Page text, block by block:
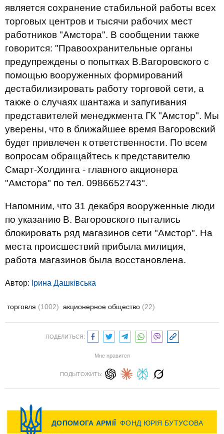
является сохранение стабильной работы всех
торговых центров и тысячи рабочих мест
работников "Амстора". В сообщении также
говорится: "Правоохранительные органы
предупреждены о попытках В.Вагоровского с
помощью вооруженных формирований
дестабилизировать работу торговой сети, а
также о случаях шантажа и запугивания
представителей менеджмента ГК "Амстор". Мы
уверены, что в ближайшее время Вагоровский
будет привлечен к ответственности. По всем
вопросам обращайтесь к представителю
Смарт-Холдинга - главного акционера
"Амстора" по тел. 0986652743".
Напомним, что 31 декабря вооруженные люди
по указанию В. Вагоровского пытались
блокировать ряд магазинов сети "Амстор". На
места происшествий прибыла милиция,
работа магазинов была восстановлена.
Автор: Ірина Дашківська
торговля (1002) акционерное общество (22)
ПОДЕЛИТЬСЯ:
Мне нравится
ПОДЫТОЖИТЬ: